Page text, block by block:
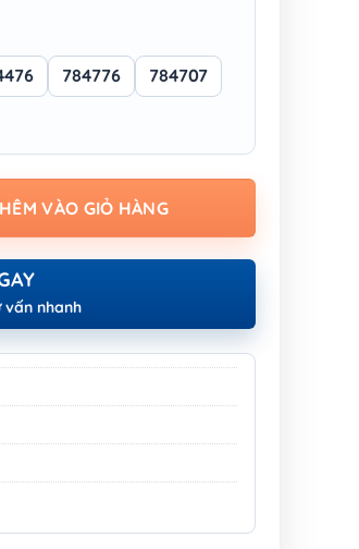
784776
784707
VÀO GIỎ HÀNG
nhanh